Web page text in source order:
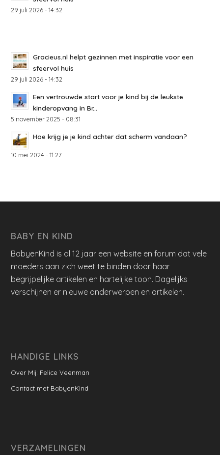
29 juli 2026 - 14:32
Gracieus.nl helpt gezinnen met inspiratie voor een
sfeervol huis
29 juli 2026 - 14:32
Een vertrouwde start voor je kind bij de leukste
kinderopvang in Br...
5 november 2025 - 08:31
Hoe krijg je je kind achter dat scherm vandaan?
10 mei 2024 - 11:27
BABY EN KIND
BabyenKind is al 12 jaar een website en forum dat vele
moeders aan zich weet te binden door haar
begrijpelijke artikelen en hartelijke toon. Dagelijks
verschijnen er nieuwe onderwerpen en artikelen.
HANDIGE LINKS
Over Mij: Felice Veenman
Contact met BabyenKind
VERZAMELINGEN